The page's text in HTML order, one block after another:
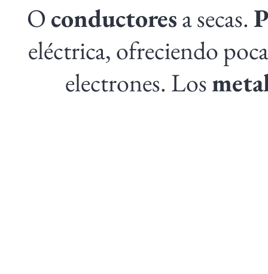
Oconductoresa secas.
eléctrica, ofreciendo
electrones. Los